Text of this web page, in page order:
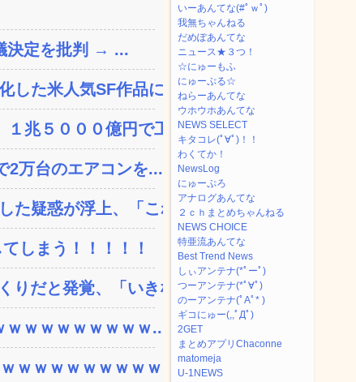
決定を批判 → ...
した米人気SF作品に絶...
１兆５０００億円で工...
2万台のエアコンを...
た疑惑が浮上、「これが...
しまう！！！！！
りだと発覚、「いきなり...
ｗｗｗｗｗｗｗｗ...
ｗｗｗｗｗｗｗｗｗ...
いーあんてな(#ﾟｗﾟ)
我無ちゃんねる
だめぽあんてな
ニュース★３つ！
☆にゅーもふ
にゅーぷる☆
ねらーあんてな
ウホウホあんてな
NEWS SELECT
キタコレ(ﾟ∀ﾟ)！！
わくてか！
NewsLog
にゅーぷろ
アナログあんてな
２ｃｈまとめちゃんねる
NEWS CHOICE
特亜流あんてな
Best Trend News
しぃアンテナ(*ﾟーﾟ)
つーアンテナ(*ﾟ∀ﾟ)
のーアンテナ(ﾟAﾟ* )
ギコにゅー(,,ﾟДﾟ)
2GET
まとめアプリChaconne
matomeja
U-1NEWS